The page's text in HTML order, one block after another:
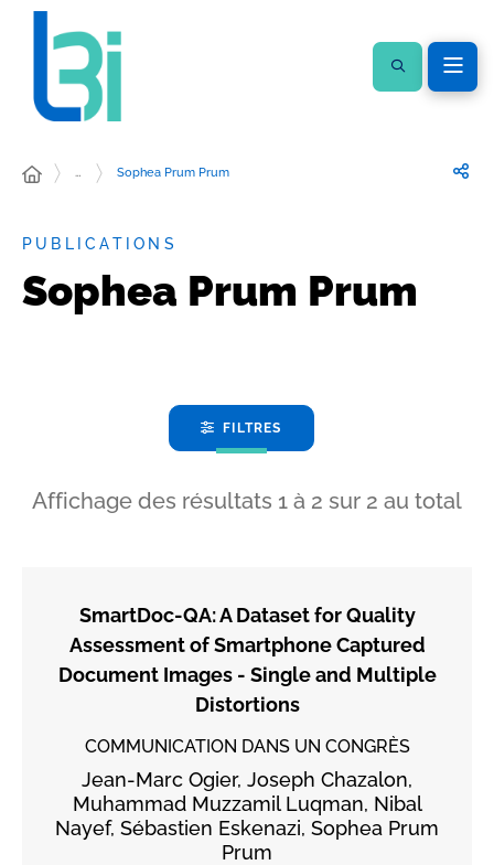
… Sophea Prum Prum
PUBLICATIONS
Sophea Prum Prum
FILTRES
Affichage des résultats 1 à 2 sur 2 au total
SmartDoc-QA: A Dataset for Quality
Assessment of Smartphone Captured
Document Images - Single and Multiple
Distortions
COMMUNICATION DANS UN CONGRÈS
Jean-Marc Ogier, Joseph Chazalon,
Muhammad Muzzamil Luqman, Nibal
Nayef, Sébastien Eskenazi, Sophea Prum
Prum